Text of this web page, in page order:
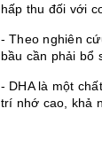
hấp thu đối với
- Theo nghiên
bầu cần phải bổ
- DHA là một
trí nhớ cao, khả